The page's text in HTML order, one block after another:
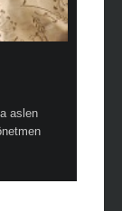
aslen